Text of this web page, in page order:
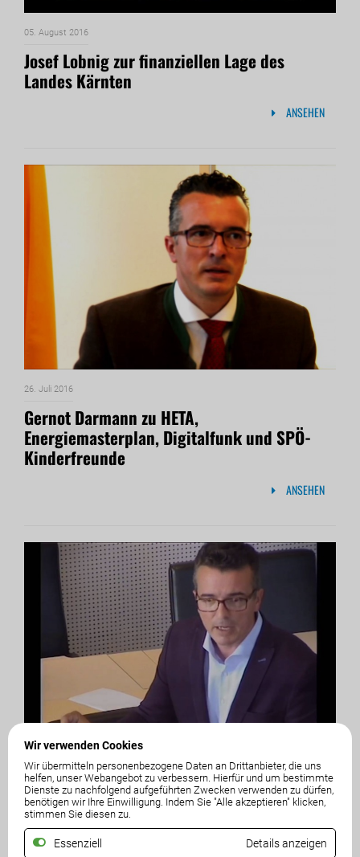
Wir verwenden Cookies
Wir übermitteln personenbezogene Daten an Drittanbieter, die uns
helfen, unser Webangebot zu verbessern. Hierfür und um bestimmte
Dienste zu nachfolgend aufgeführten Zwecken verwenden zu dürfen,
benötigen wir Ihre Einwilligung. Indem Sie "Alle akzeptieren" klicken,
stimmen Sie diesen zu.
Essenziell Details anzeigen
05. August 2016
Josef Lobnig zur finanziellen Lage des
Landes Kärnten
ANSEHEN
26. Juli 2016
Gernot Darmann zu HETA,
Energiemasterplan, Digitalfunk und SPÖ-
Kinderfreunde
ANSEHEN
25. Juli 2016
Gernot Darmann zum zweiten HETA-Angebot:
wesentliche Entscheidungsgrundlagen
fehlen